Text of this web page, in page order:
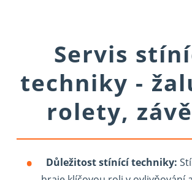
Servis
techniky -
rolety,
Důležitost stínící techniky: